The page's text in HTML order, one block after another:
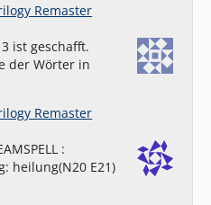
Remaster
ist geschafft.
der Wörter in
Remaster
:
heilung(N20 E21)